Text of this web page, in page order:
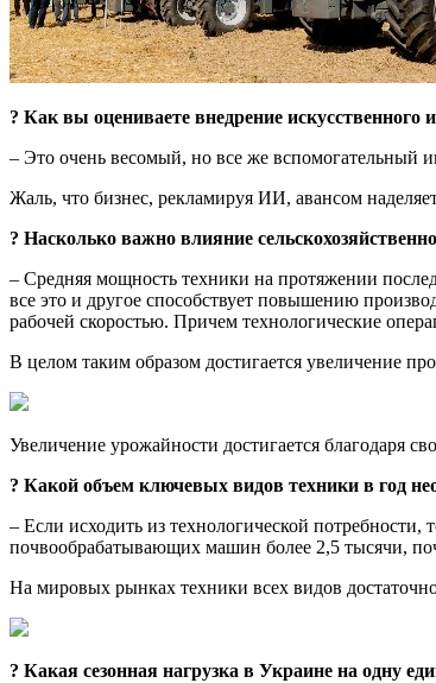
? Как вы оцениваете внедрение
– Это очень весомый, но все же вспомогательный
Жаль, что бизнес, рекламируя ИИ, авансом
? Насколько важно влияние
– Средняя мощность техники на протяжении
все это и другое способствует повышению
рабочей скоростью. Причем технологические
В целом таким образом достигается увеличение
Увеличение урожайности достигается благодаря
? Какой объем ключевых видов техники в год
– Если исходить из технологической
почвообрабатывающих машин более 2,5 тысячи,
На мировых рынках техники всех видов
? Какая сезонная нагрузка в Украине на одну